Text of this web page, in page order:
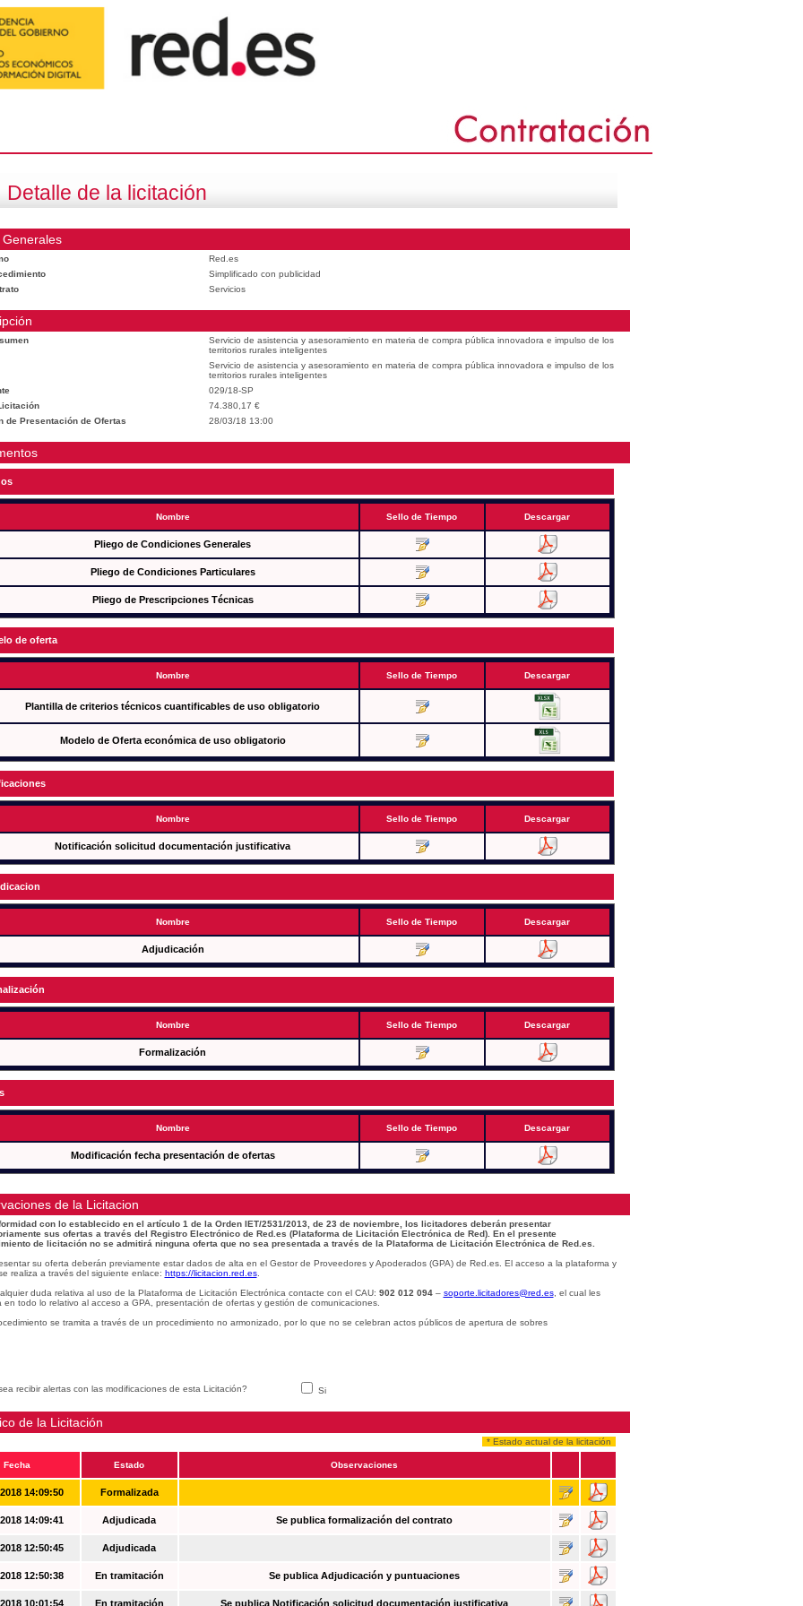
Detalle de la licitación
Generales
Red.es
Simplificado con publicidad
Servicios
Servicio de asistencia y asesoramiento en materia de compra pública innovadora e impulso de los
territorios rurales inteligentes
Servicio de asistencia y asesoramiento en materia de compra pública innovadora e impulso de los
territorios rurales inteligentes
029/18-SP
74.380,17 €
de Presentación de Ofertas
28/03/18 13:00
Nombre Sello de Tiempo Descargar
Pliego de Condiciones Generales
Pliego de Condiciones Particulares
Pliego de Prescripciones Técnicas
de oferta
Nombre Sello de Tiempo Descargar
Plantilla de criterios técnicos cuantificables de uso obligatorio
Modelo de Oferta económica de uso obligatorio
Nombre Sello de Tiempo Descargar
Notificación solicitud documentación justificativa
Nombre Sello de Tiempo Descargar
Adjudicación
Nombre Sello de Tiempo Descargar
Formalización
Nombre Sello de Tiempo Descargar
Modificación fecha presentación de ofertas
de la Licitacion
con lo establecido en el artículo 1 de la Orden IET/2531/2013, de 23 de noviembre, los licitadores deberán presentar
sus ofertas a través del Registro Electrónico de Red.es (Plataforma de Licitación Electrónica de Red). En el presente
de licitación no se admitirá ninguna oferta que no sea presentada a través de la Plataforma de Licitación Electrónica de Red.es.
su oferta deberán previamente estar dados de alta en el Gestor de Proveedores y Apoderados (GPA) de Red.es. El acceso a la plataforma y
realiza a través del siguiente enlace: https://licitacion.red.es.
duda relativa al uso de la Plataforma de Licitación Electrónica contacte con el CAU: 902 012 094– soporte.licitadores@red.es, el cual les
en todo lo relativo al acceso a GPA, presentación de ofertas y gestión de comunicaciones.
se tramita a través de un procedimiento no armonizado, por lo que no se celebran actos públicos de apertura de sobres
recibir alertas con las modificaciones de esta Licitación? Si
de la Licitación
* Estado actual de la licitación
Fecha Estado Observaciones
14:09:50 Formalizada
14:09:41 Adjudicada Se publica formalización del contrato
12:50:45 Adjudicada
12:50:38 En tramitación Se publica Adjudicación y puntuaciones
10:01:54 En tramitación Se publica Notificación solicitud documentación justificativa